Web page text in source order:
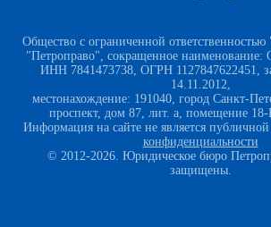
Общество с ограниченной
"Петроправо", сокращенное наименование:
ИНН 7841473738, ОГРН 1127847622451,
14.11.2012,
местонахождение: 191040, город Санкт-
проспект, дом 87, лит. а, помещение
Информация на сайте не является
конфиденциальности
© 2012-2026. Юридическое бюро
защищены.